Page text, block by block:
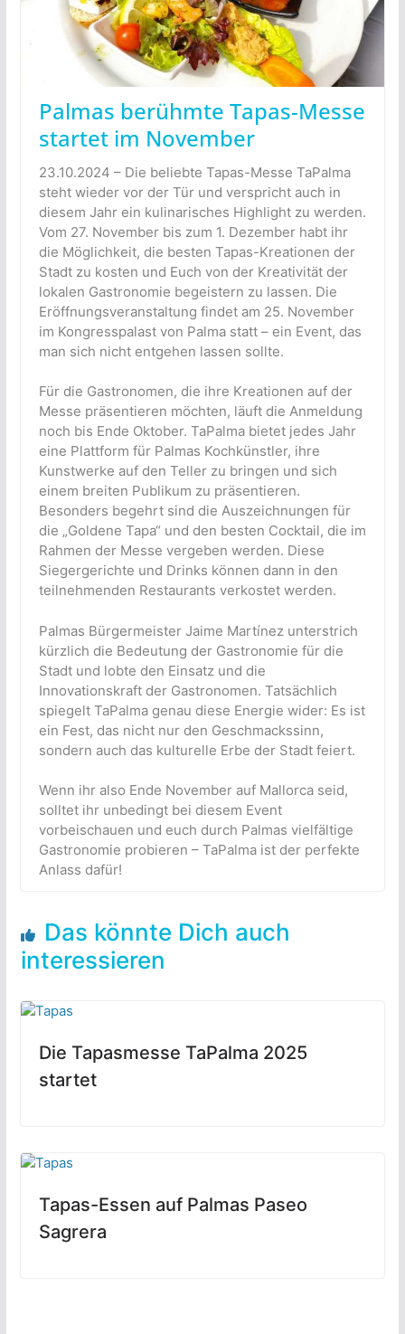
Palmas berühmte Tapas-Messe
startet im November
23.10.2024 – Die beliebte Tapas-Messe TaPalma
steht wieder vor der Tür und verspricht auch in
diesem Jahr ein kulinarisches Highlight zu werden.
Vom 27. November bis zum 1. Dezember habt ihr
die Möglichkeit, die besten Tapas-Kreationen der
Stadt zu kosten und Euch von der Kreativität der
lokalen Gastronomie begeistern zu lassen. Die
Eröffnungsveranstaltung findet am 25. November
im Kongresspalast von Palma statt – ein Event, das
man sich nicht entgehen lassen sollte.
Für die Gastronomen, die ihre Kreationen auf der
Messe präsentieren möchten, läuft die Anmeldung
noch bis Ende Oktober. TaPalma bietet jedes Jahr
eine Plattform für Palmas Kochkünstler, ihre
Kunstwerke auf den Teller zu bringen und sich
einem breiten Publikum zu präsentieren.
Besonders begehrt sind die Auszeichnungen für
die „Goldene Tapa“ und den besten Cocktail, die im
Rahmen der Messe vergeben werden. Diese
Siegergerichte und Drinks können dann in den
teilnehmenden Restaurants verkostet werden.
Palmas Bürgermeister Jaime Martínez unterstrich
kürzlich die Bedeutung der Gastronomie für die
Stadt und lobte den Einsatz und die
Innovationskraft der Gastronomen. Tatsächlich
spiegelt TaPalma genau diese Energie wider: Es ist
ein Fest, das nicht nur den Geschmackssinn,
sondern auch das kulturelle Erbe der Stadt feiert.
Wenn ihr also Ende November auf Mallorca seid,
solltet ihr unbedingt bei diesem Event
vorbeischauen und euch durch Palmas vielfältige
Gastronomie probieren – TaPalma ist der perfekte
Anlass dafür!
Das könnte Dich auch
interessieren
Die Tapasmesse TaPalma 2025
startet
Tapas-Essen auf Palmas Paseo
Sagrera